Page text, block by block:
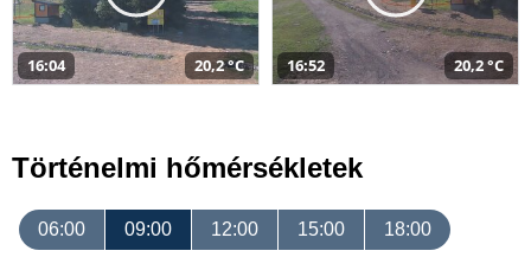
16:04 20,2 °C 16:52 20,2 °C
Történelmi hőmérsékletek
06:00 09:00 12:00 15:00 18:00